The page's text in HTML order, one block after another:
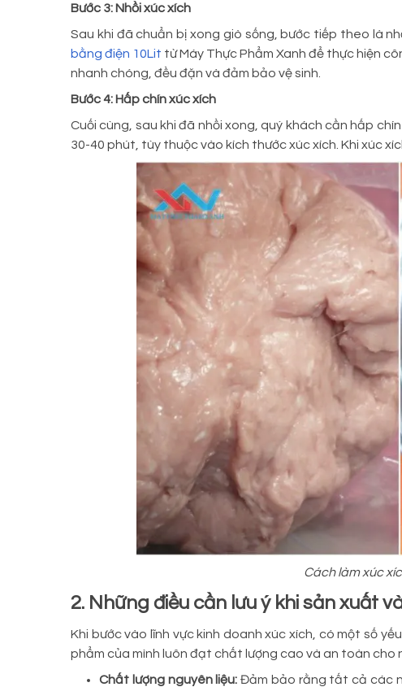
Bước 3: Nhồi xúc xích
Sau khi đã chuẩn bị xong giò sống, bước tiếp theo là
bằng điện 10Lit từ Máy Thực Phẩm Xanh để thực hiện
nhanh chóng, đều đặn và đảm bảo vệ sinh.
Bước 4: Hấp chín xúc xích
Cuối cùng, sau khi đã nhồi xong, quý khách cần hấp
30-40 phút, tùy thuộc vào kích thước xúc xích. Khi xúc
Cách làm xúc
2. Những điều cần lưu ý khi sản xuất
Khi bước vào lĩnh vực kinh doanh xúc xích, có một số
phẩm của mình luôn đạt chất lượng cao và an toàn cho
Chất lượng nguyên liệu: Đảm bảo rằng tất cả các